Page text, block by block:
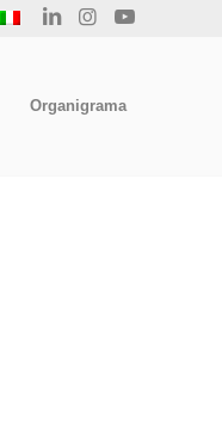
Organigrama